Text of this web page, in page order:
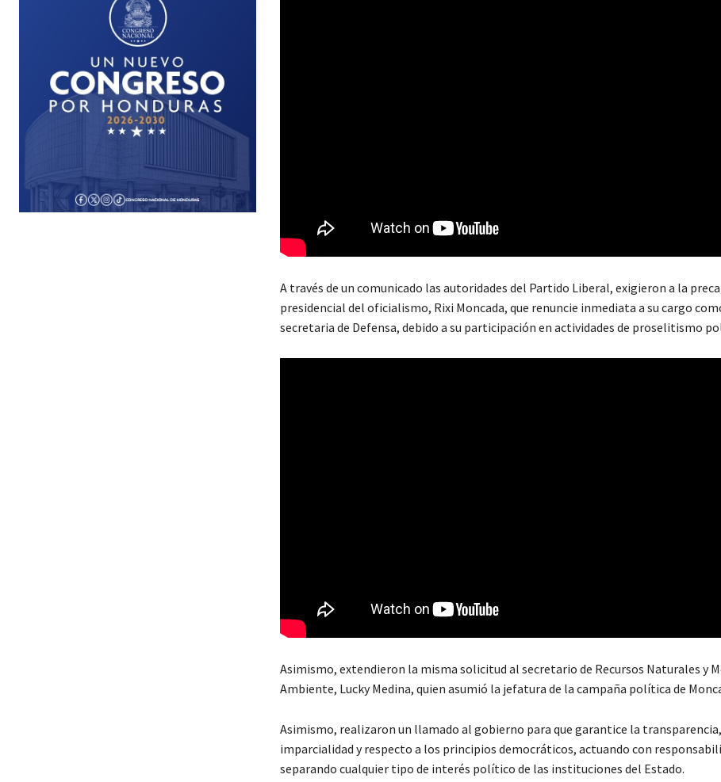
A través de un comunicado las autoridades del Partido Liberal, exigieron a la
presidencial del oficialismo, Rixi Moncada, que renuncie inmediata a su cargo
secretaria de Defensa, debido a su participación en actividades de proselitismo
Asimismo, extendieron la misma solicitud al secretario de Recursos Naturales y
Ambiente, Lucky Medina, quien asumió la jefatura de la campaña política de
Asimismo, realizaron un llamado al gobierno para que garantice la transparencia,
imparcialidad y respecto a los principios democráticos, actuando con
separando cualquier tipo de interés político de las instituciones del Estado.